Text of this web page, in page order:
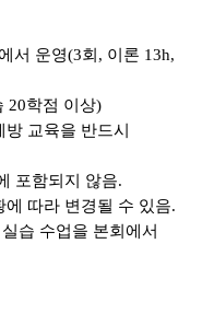
서 운영(3회 , 이론 13h,
20학점 이상)
교육을 반드시
포함되지 않음.
에 따라 변경될 수 있음.
습 수업을 본회에서